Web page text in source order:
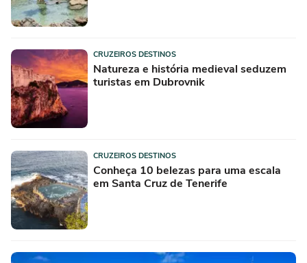
CRUZEIROS DESTINOS
Natureza e história medieval seduzem
turistas em Dubrovnik
CRUZEIROS DESTINOS
Conheça 10 belezas para uma escala
em Santa Cruz de Tenerife